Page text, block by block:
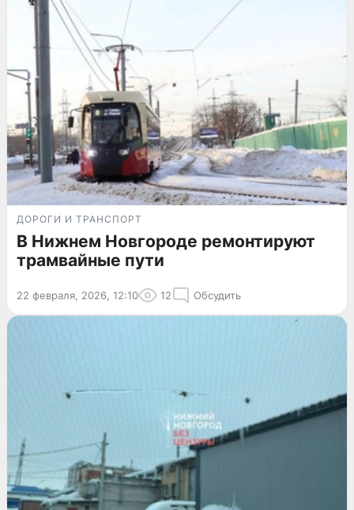
ДОРОГИ И ТРАНСПОРТ
В Нижнем Новгороде ремонтируют
трамвайные пути
22 февраля, 2026, 12:10 12 Обсудить